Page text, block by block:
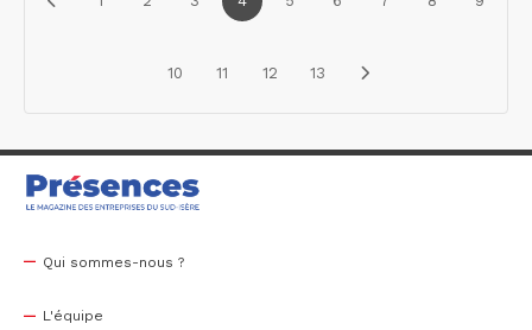
10 11 12 13
Qui sommes-nous ?
L'équipe